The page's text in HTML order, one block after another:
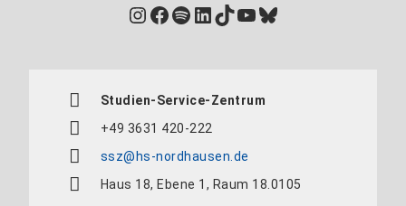
Instagram
Facebook
Spotify
LinkedIn
TikTok
YouTube
Bluesky
Studien-Service-Zentrum
+49 3631 420-222
ssz@hs-nordhausen.de
Haus 18, Ebene 1, Raum 18.0105